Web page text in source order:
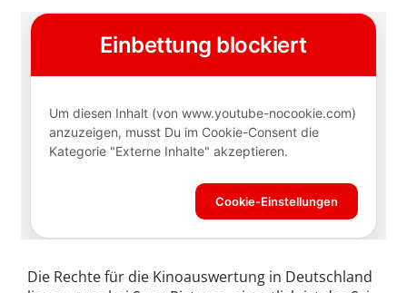
Die Rechte für die Kinoauswertung in Deutschland